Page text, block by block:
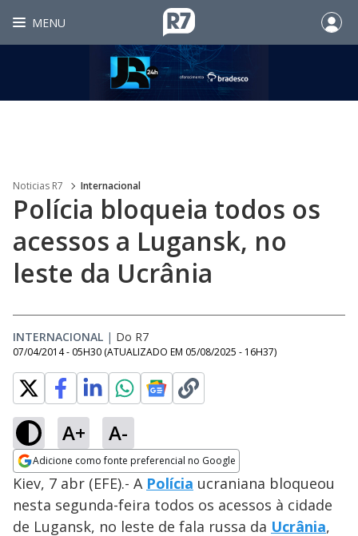
MENU
Noticias R7 Internacional
Polícia bloqueia todos os
acessos a Lugansk, no
leste da Ucrânia
INTERNACIONAL | Do R7
07/04/2014 - 05H30 (ATUALIZADO EM 05/08/2025 - 16H37)
A+ A-
Adicione como fonte preferencial no Google
Opens in new window
Kiev, 7 abr (EFE).- A Polícia ucraniana bloqueou
nesta segunda-feira todos os acessos à cidade
de Lugansk, no leste de fala russa da Ucrânia,